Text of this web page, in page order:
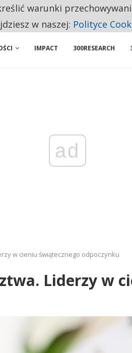
NIE ROZPOCZYNA PRACY
IMPACT 300RESEARCH
ad
w cieniu świątecznego odpoczynku
Liderzy w
warunki
w naszej: Polityce